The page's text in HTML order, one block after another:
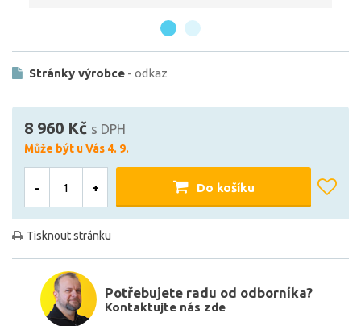
Stránky výrobce - odkaz
8 960 Kč s DPH
Může být u Vás 4. 9.
- + Do košíku
Tisknout stránku
Potřebujete radu od odborníka?
Kontaktujte nás zde